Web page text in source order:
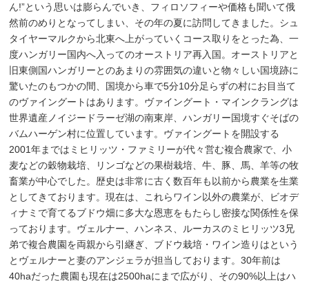
ん!”という思いは膨らんでいき、フィロソフィーや価格も聞いて俄
然前のめりとなってしまい、その年の夏に訪問してきました。シュ
タイヤーマルクから北東へ上がっていくコース取りをとった為、一
度ハンガリー国内へ入ってのオーストリア再入国。オーストリアと
旧東側国ハンガリーとのあまりの雰囲気の違いと物々しい国境跡に
驚いたのもつかの間、国境から車で5分10分足らずの村にお目当て
のヴァイングートはあります。ヴァイングート・マインクラングは
世界遺産ノイジードラーゼ湖の南東岸、ハンガリー国境すぐそばの
バムハーゲン村に位置しています。ヴァイングートを開設する
2001年まではミヒリッツ・ファミリーが代々営む複合農家で、小
麦などの穀物栽培、リンゴなどの果樹栽培、牛、豚、馬、羊等の牧
畜業が中心でした。歴史は非常に古く数百年も以前から農業を生業
としてきております。現在は、これらワイン以外の農業が、ビオデ
ィナミで育てるブドウ畑に多大な恩恵をもたらし密接な関係性を保
っております。ヴェルナー、ハンネス、ルーカスのミヒリッツ3兄
弟で複合農園を両親から引継ぎ、ブドウ栽培・ワイン造りはという
とヴェルナーと妻のアンジェラが担当しております。30年前は
40haだった農園も現在は2500haにまで広がり、その90%以上はハ